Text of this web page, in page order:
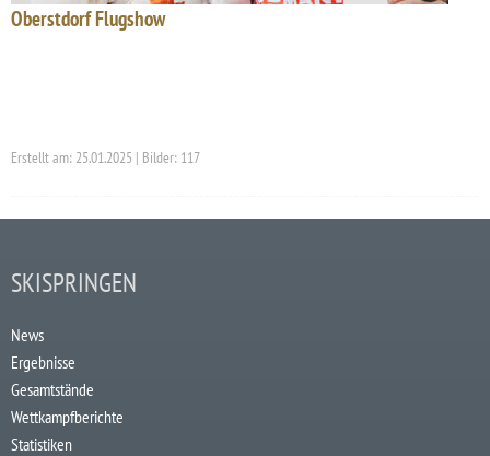
Oberstdorf Flugshow
Erstellt am: 25.01.2025 | Bilder: 117
SKISPRINGEN
News
Ergebnisse
Gesamtstände
Wettkampfberichte
Statistiken